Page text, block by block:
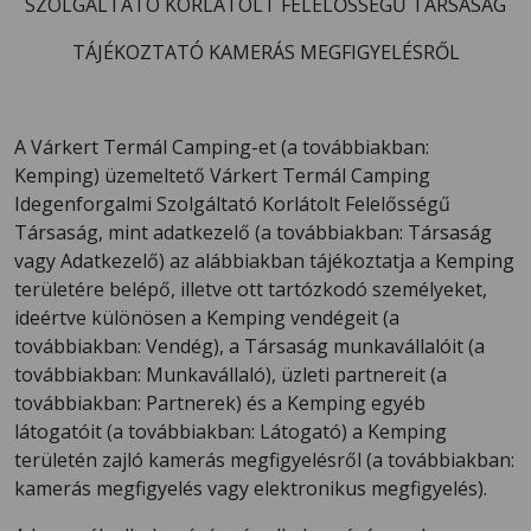
TÁJÉKOZTATÓ KAMERÁS MEGFIGYELÉSRŐL
A Várkert Termál Camping-et (a továbbiakban:
Kemping) üzemeltető Várkert Termál Camping
Idegenforgalmi Szolgáltató Korlátolt Felelősségű
Társaság, mint adatkezelő (a továbbiakban: Társaság
vagy Adatkezelő) az alábbiakban tájékoztatja a Kemping
területére belépő, illetve ott tartózkodó személyeket,
ideértve különösen a Kemping vendégeit (a
továbbiakban: Vendég), a Társaság munkavállalóit (a
továbbiakban: Munkavállaló), üzleti partnereit (a
továbbiakban: Partnerek) és a Kemping egyéb
látogatóit (a továbbiakban: Látogató) a Kemping
területén zajló kamerás megfigyelésről (a továbbiakban:
kamerás megfigyelés vagy elektronikus megfigyelés).